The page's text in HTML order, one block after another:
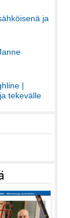
ja
|
tekevälle